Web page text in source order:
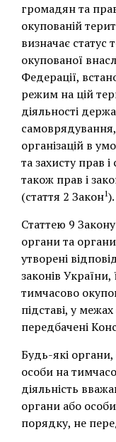
громадян та
окупованій
визначає статус
окупованої
Федерації,
режим на цій
діяльності
організацій в
та захисту прав
також прав і
(стаття 2 Закон1).
Статтею 9 Закону
органи та
утворені
законів України,
тимчасово
підставі, у
передбачені
Будь-які органи,
особи на
діяльність
органи або
порядку, не